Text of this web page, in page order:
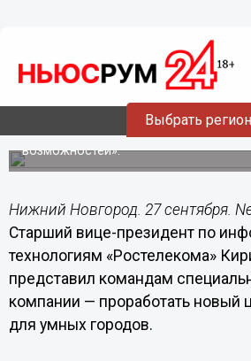
Выбрать регион
конкурса «Цифровой
разработать проекты
городов
27 сентября начался финальный
конкурса «Цифровой прорыв» —
проектов президентской платформы
возможностей».
Нижний Новгород. 27 сентября.
Старший вице-президент по
технологиям «Ростелекома»
представил командам
компании — проработать новый
для умных городов.